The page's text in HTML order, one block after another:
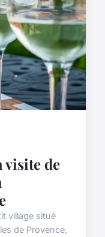
visite de
village situé
de Provence,